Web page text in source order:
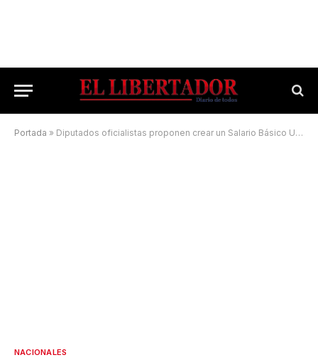
Portada » Diputados oficialistas proponen crear un Salario Básico Universal
NACIONALES